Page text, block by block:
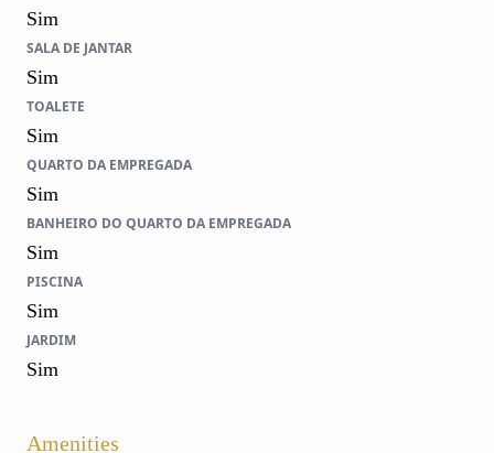
Sim
SALA DE JANTAR
Sim
TOALETE
Sim
QUARTO DA EMPREGADA
Sim
BANHEIRO DO QUARTO DA EMPREGADA
Sim
PISCINA
Sim
JARDIM
Sim
Amenities